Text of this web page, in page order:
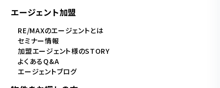
エージェント加盟
RE/MAXのエージェントとは
セミナー情報
加盟エージェント様のSTORY
よくあるQ&A
エージェントブログ